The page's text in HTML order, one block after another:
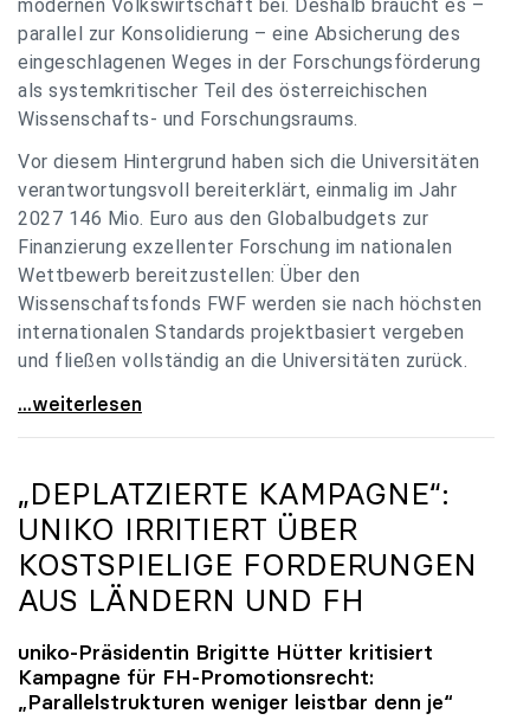
modernen Volkswirtschaft bei. Deshalb braucht es –
parallel zur Konsolidierung – eine Absicherung des
eingeschlagenen Weges in der Forschungsförderung
als systemkritischer Teil des österreichischen
Wissenschafts- und Forschungsraums.
Vor diesem Hintergrund haben sich die Universitäten
verantwortungsvoll bereiterklärt, einmalig im Jahr
2027 146 Mio. Euro aus den Globalbudgets zur
Finanzierung exzellenter Forschung im nationalen
Wettbewerb bereitzustellen: Über den
Wissenschaftsfonds FWF werden sie nach höchsten
internationalen Standards projektbasiert vergeben
und fließen vollständig an die Universitäten zurück.
Gemeinsam für einen starken Wissenschafts- und
...weiterlesen
„DEPLATZIERTE KAMPAGNE“:
UNIKO IRRITIERT ÜBER
KOSTSPIELIGE FORDERUNGEN
AUS LÄNDERN UND FH
uniko-Präsidentin Brigitte Hütter kritisiert
Kampagne für FH-Promotionsrecht:
„Parallelstrukturen weniger leistbar denn je“